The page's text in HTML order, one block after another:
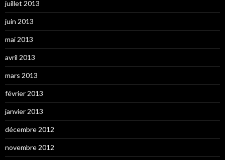
juillet 2013
juin 2013
mai 2013
avril 2013
mars 2013
février 2013
janvier 2013
décembre 2012
novembre 2012